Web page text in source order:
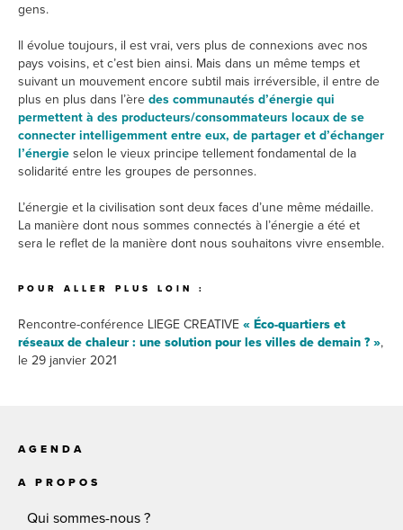
gens.
Il évolue toujours, il est vrai, vers plus de connexions avec nos
pays voisins, et c’est bien ainsi. Mais dans un même temps et
suivant un mouvement encore subtil mais irréversible, il entre de
plus en plus dans l’ère des communautés d’énergie qui
permettent à des producteurs/consommateurs locaux de se
connecter intelligemment entre eux, de partager et d’échanger
l’énergie selon le vieux principe tellement fondamental de la
solidarité entre les groupes de personnes.
L’énergie et la civilisation sont deux faces d’une même médaille.
La manière dont nous sommes connectés à l’énergie a été et
sera le reflet de la manière dont nous souhaitons vivre ensemble.
POUR ALLER PLUS LOIN :
Rencontre-conférence LIEGE CREATIVE « Éco-quartiers et
réseaux de chaleur : une solution pour les villes de demain ? »,
le 29 janvier 2021
AGENDA
A PROPOS
Qui sommes-nous ?